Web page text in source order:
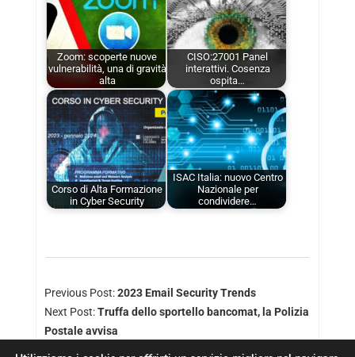
Zoom: scoperte nuove
vulnerabilità, una di gravità
alta
CISO:27001 Panel
interattivi. Cosenza
ospita…
Corso di Alta Formazione
in Cyber Security
ISAC Italia: nuovo Centro
Nazionale per
condividere…
Previous Post:2023 Email Security Trends
Next Post:Truffa dello sportello bancomat, la Polizia
Postale avvisa